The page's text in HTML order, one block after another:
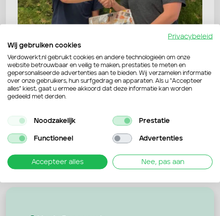
Terug naar overzicht
Privacybeleid
Wij gebruiken cookies
Verdowerkt.nl gebruikt cookies en andere technologieën om onze
website betrouwbaar en veilig te maken, prestaties te meten en
gepersonaliseerde advertenties aan te bieden. Wij verzamelen informatie
over onze gebruikers, hun surfgedrag en apparaten. Als u “Accepteer
alles” kiest, gaat u ermee akkoord dat deze informatie kan worden
gedeeld met derden.
Noodzakelijk Prestatie
Functioneel Advertenties
Accepteer alles Nee, pas aan